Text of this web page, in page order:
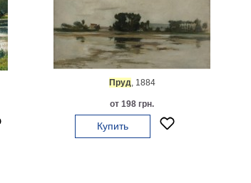
Пруд, 1884
от 198 грн.
Купить